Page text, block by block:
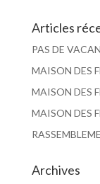
Articles
PAS DE
MAISON DES
MAISON DES
MAISON DES
Archives